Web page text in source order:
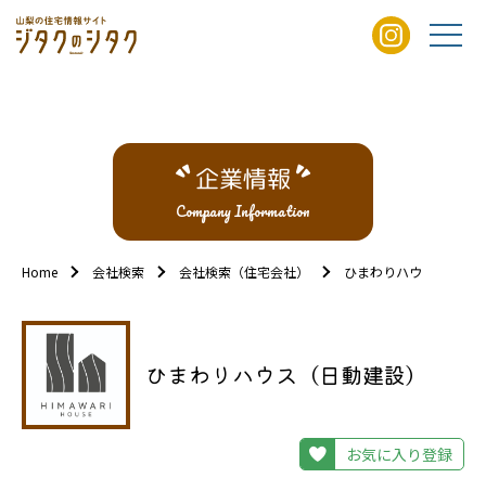
企業情報
Company Information
Home 会社検索 会社検索（住宅会社） ひまわりハウス（日動
ひまわりハウス（日動建設）
お気に入り登録